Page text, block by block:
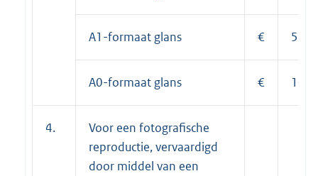
A1-formaat glans €
A0-formaat glans €
4.
Voor een fotografische
reproductie, vervaardigd
door middel van een